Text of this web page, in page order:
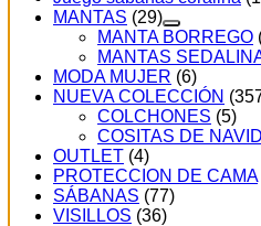
MANTAS (29)
MANTA BORREGO
MANTAS
MODA MUJER (6)
NUEVA COLECCIÓN
COLCHONES (5)
COSITAS DE
OUTLET (4)
PROTECCION DE CAMA
SÁBANAS (77)
VISILLOS (36)